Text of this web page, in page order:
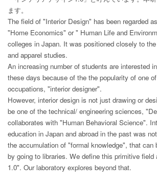
ます。
The field of "Interior Design" has been regarded
"Home Economics" or " Human Life and
colleges in Japan. It was positioned closely to
and apparel studies.
An increasing number of students are interested
these days because of the the popularity of one
occupations, "interior designer".
However, interior design is not just drawing or
be one of the technical/ engineering sciences,
collaborates with "Human Behavioral Science".
education in Japan and abroad in the past was
the accumulation of "formal knowledge", that can
by going to libraries. We define this primitive field
1.0". Our laboratory explores beyond that.